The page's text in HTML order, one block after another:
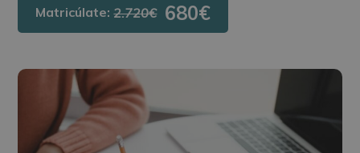
Matricúlate:2.720€ 680€